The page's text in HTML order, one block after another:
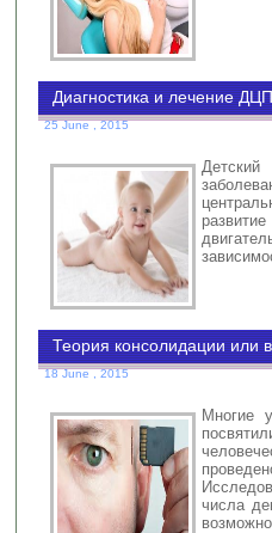
Диагностика и лечение
25 June , 2015
Теория консолидации или
18 June , 2015
Многие
числа